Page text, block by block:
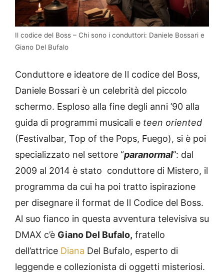
Il codice del Boss – Chi sono i conduttori: Daniele Bossari e
Giano Del Bufalo
Conduttore e ideatore de Il codice del Boss,
Daniele Bossari è un celebrità del piccolo
schermo. Esploso alla fine degli anni ’90 alla
guida di programmi musicali e teen oriented
(Festivalbar, Top of the Pops, Fuego), si è poi
specializzato nel settore “paranormal”: dal
2009 al 2014 è stato conduttore di Mistero, il
programma da cui ha poi tratto ispirazione
per disegnare il format de Il Codice del Boss.
Al suo fianco in questa avventura televisiva su
DMAX c’è Giano Del Bufalo, fratello
dell’attrice Diana Del Bufalo, esperto di
leggende e collezionista di oggetti misteriosi.